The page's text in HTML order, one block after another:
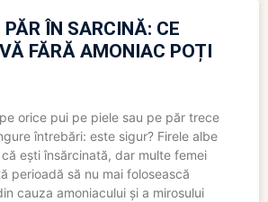
ÎN SARCINĂ: CE
FĂRĂ AMONIAC POȚI
orice pui pe piele sau pe păr trece
întrebări: este sigur? Firele albe
ești însărcinată, dar multe femei
perioadă să nu mai folosească
cauza amoniacului și a mirosului